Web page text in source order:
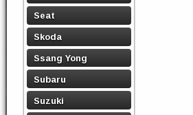
Seat
Skoda
Ssang Yong
Subaru
Suzuki